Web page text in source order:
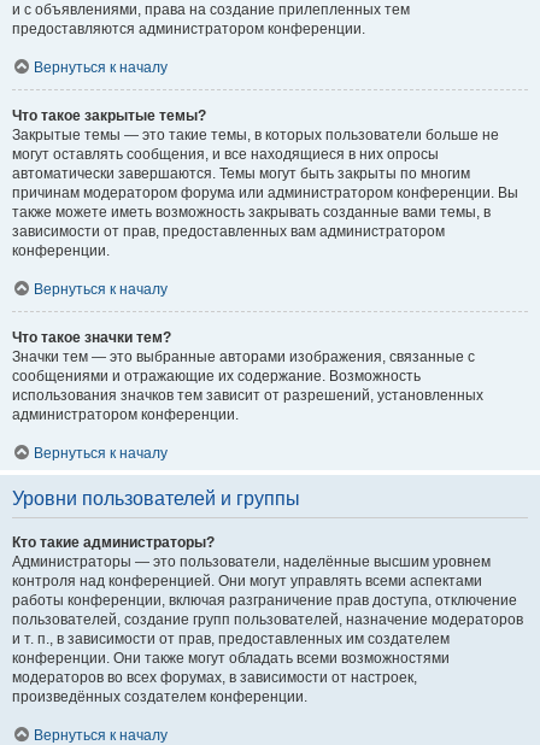
и с объявлениями, права на создание прилепленных тем
предоставляются администратором конференции.
Вернуться к началу
Что такое закрытые темы?
Закрытые темы — это такие темы, в которых пользователи больше не
могут оставлять сообщения, и все находящиеся в них опросы
автоматически завершаются. Темы могут быть закрыты по многим
причинам модератором форума или администратором конференции. Вы
также можете иметь возможность закрывать созданные вами темы, в
зависимости от прав, предоставленных вам администратором
конференции.
Вернуться к началу
Что такое значки тем?
Значки тем — это выбранные авторами изображения, связанные с
сообщениями и отражающие их содержание. Возможность
использования значков тем зависит от разрешений, установленных
администратором конференции.
Вернуться к началу
Уровни пользователей и группы
Кто такие администраторы?
Администраторы — это пользователи, наделённые высшим уровнем
контроля над конференцией. Они могут управлять всеми аспектами
работы конференции, включая разграничение прав доступа, отключение
пользователей, создание групп пользователей, назначение модераторов
и т. п., в зависимости от прав, предоставленных им создателем
конференции. Они также могут обладать всеми возможностями
модераторов во всех форумах, в зависимости от настроек,
произведённых создателем конференции.
Вернуться к началу